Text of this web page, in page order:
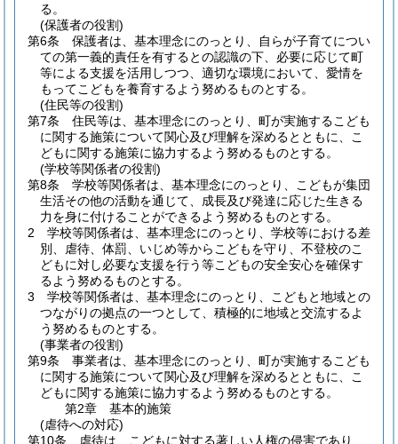
る。
(保護者の役割)
第6条
保護者は、基本理念にのっとり、自らが子育てについ
ての第一義的責任を有するとの認識の下、必要に応じて町
等による支援を活用しつつ、適切な環境において、愛情を
もってこどもを養育するよう努めるものとする。
(住民等の役割)
第7条
住民等は、基本理念にのっとり、町が実施するこども
に関する施策について関心及び理解を深めるとともに、こ
どもに関する施策に協力するよう努めるものとする。
(学校等関係者の役割)
第8条
学校等関係者は、基本理念にのっとり、こどもが集団
生活その他の活動を通じて、成長及び発達に応じた生きる
力を身に付けることができるよう努めるものとする。
2
学校等関係者は、基本理念にのっとり、学校等における差
別、虐待、体罰、いじめ等からこどもを守り、不登校のこ
どもに対し必要な支援を行う等こどもの安全安心を確保す
るよう努めるものとする。
3
学校等関係者は、基本理念にのっとり、こどもと地域との
つながりの拠点の一つとして、積極的に地域と交流するよ
う努めるものとする。
(事業者の役割)
第9条
事業者は、基本理念にのっとり、町が実施するこども
に関する施策について関心及び理解を深めるとともに、こ
どもに関する施策に協力するよう努めるものとする。
第2章
基本的施策
(虐待への対応)
第10条
虐待は、こどもに対する著しい人権の侵害であり、